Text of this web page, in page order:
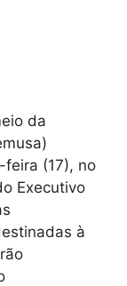
da
(17), no
Executivo
à